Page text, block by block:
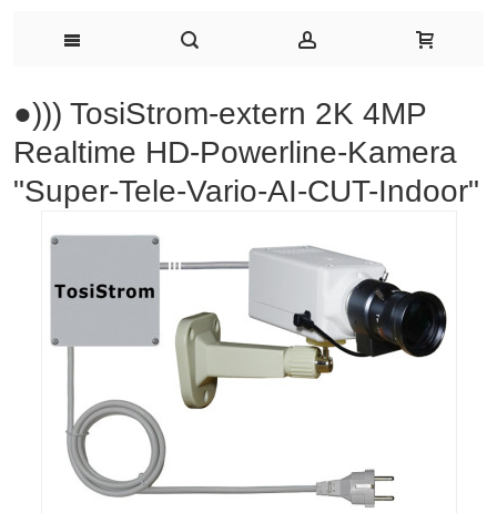
●))) TosiStrom-extern 2K 4MP
Realtime HD-Powerline-Kamera
"Super-Tele-Vario-AI-CUT-Indoor"